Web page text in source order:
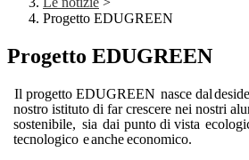
Progetto EDUGREEN
Progetto EDUGREEN
Il progetto EDUGREEN nasce dal
nostro istituto di far crescere nei nostri
sostenibile, sia dai punto di vista
tecnologico eancheeconomico.